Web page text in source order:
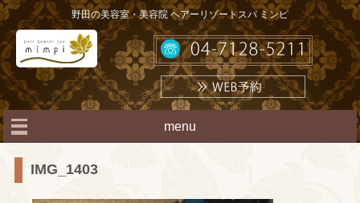
野田の美容室・美容院 ヘアーリゾートスパ ミンピ
menu
IMG_1403